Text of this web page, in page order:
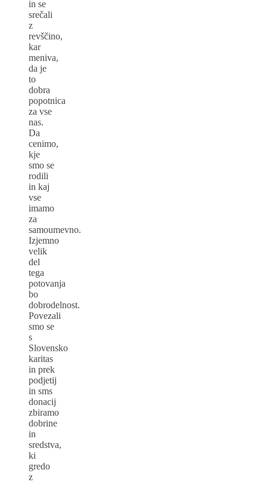
in se
srečali
z
revščino,
kar
meniva,
da je
to
dobra
popotnica
za vse
nas.
Da
cenimo,
kje
smo se
rodili
in kaj
vse
imamo
za
samoumevno.
Izjemno
velik
del
tega
potovanja
bo
dobrodelnost.
Povezali
smo se
s
Slovensko
karitas
in prek
podjetij
in sms
donacij
zbiramo
dobrine
in
sredstva,
ki
gredo
z